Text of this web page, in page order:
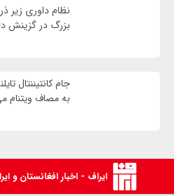
نظام داوری زیر
بزرگ در گزینش
جام کانتیننتال
به مصاف ویتنام
ایراف - اخبار افغانستان و